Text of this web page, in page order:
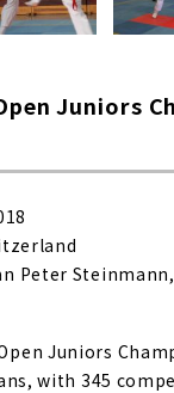
Juniors
Peter
Juniors
with 345